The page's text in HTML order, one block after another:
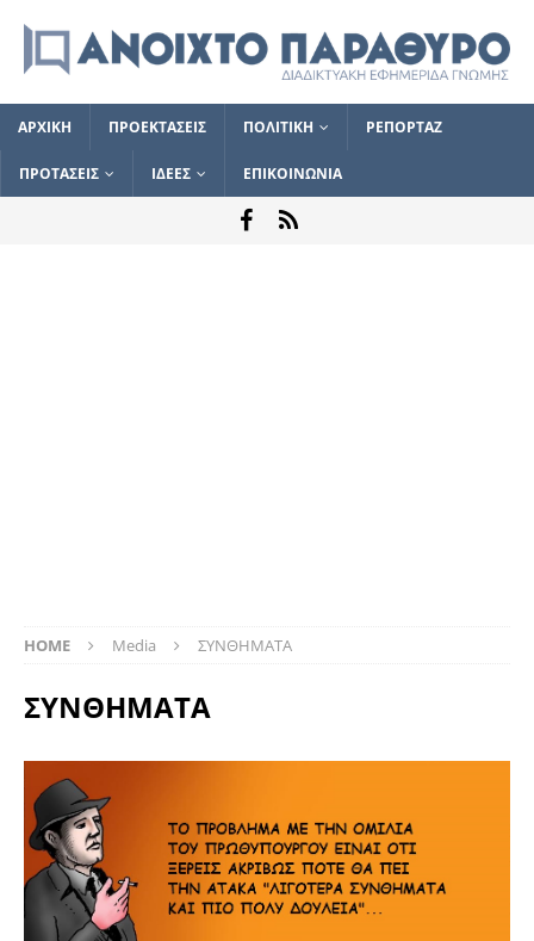
ΑΡΧΙΚΗ ΠΡΟΕΚΤΑΣΕΙΣ ΠΟΛΙΤΙΚΗ ΡΕΠΟΡΤΑΖ
ΠΡΟΤΑΣΕΙΣ ΙΔΕΕΣ ΕΠΙΚΟΙΝΩΝΙΑ
HOME Media ΣΥΝΘΗΜΑΤΑ
ΣΥΝΘΗΜΑΤΑ